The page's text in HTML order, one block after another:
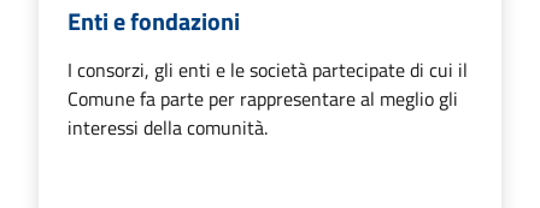
Enti e fondazioni
I consorzi, gli enti e le società partecipate di cui il
Comune fa parte per rappresentare al meglio gli
interessi della comunità.